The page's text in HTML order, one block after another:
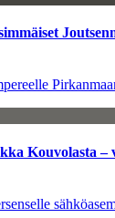
Kouvolasta